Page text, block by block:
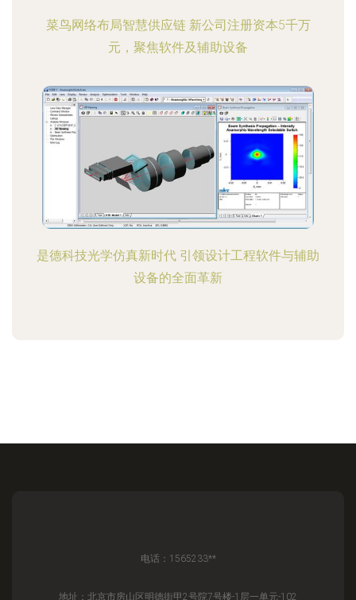
菜鸟网络布局智慧供应链 新公司注册资本5千万
元，聚焦软件及辅助设备
是德科技光学仿真新时代 引领设计工程软件与辅助
设备的全面革新
电话：1565233**
地址：北京市房山区明德街甲2号院7号楼-1层一单元-102